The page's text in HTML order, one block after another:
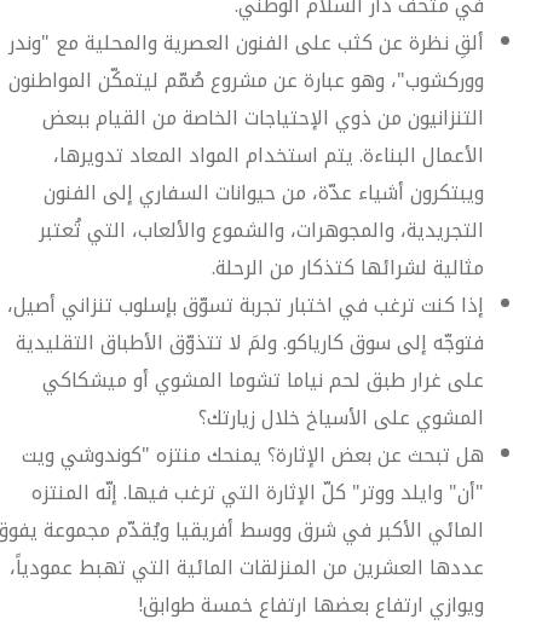
ألقِ نظرة عن كثب على الفنون العصرية والمحلية مع "وندر
ووركشوب"، وهو عبارة عن مشروع صُمّم ليتمكّن المواطنون
التنزانيون من ذوي الإحتياجات الخاصة من القيام ببعض
الأعمال البناءة. يتم استخدام المواد المعاد تدويرها،
ويبتكرون أشياء عدّة، من حيوانات السفاري إلى الفنون
التجريدية، والمجوهرات، والشموع والألعاب، التي تُعتبر
مثالية لشرائها كتذكار من الرحلة.
إذا كنت ترغب في اختبار تجربة تسوّق بإسلوب تنزاني أصيل،
فتوجّه إلى سوق كارياكو. ولمَ لا تتذوّق الأطباق التقليدية
على غرار طبق لحم نياما تشوما المشوي أو ميشكاكي
المشوي على الأسياخ خلال زيارتك؟
هل تبحث عن بعض الإثارة؟ يمنحك منتزه "كوندوشي ويت
"أن" وايلد ووتر" كلّ الإثارة التي ترغب فيها. إنّه المنتزه
المائي الأكبر في شرق ووسط أفريقيا ويُقدّم مجموعة
عددها العشرين من المنزلقات المائية التي تهبط عمودياً،
ويوازي ارتفاع بعضها ارتفاع خمسة طوابق!